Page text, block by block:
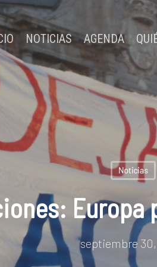
NOTICIAS AGENDA
Noticias
Europa
septiembre